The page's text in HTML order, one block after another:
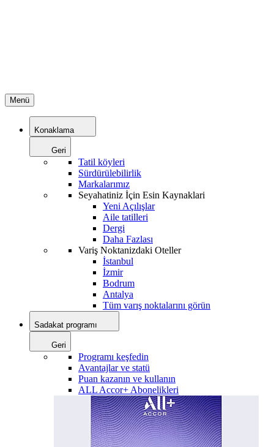
Menü
Konaklama
Geri
Tatil köyleri
Sürdürülebilirlik
Markalarımız
Seyahatiniz İçin Esin Kaynaklari
Yeni Açılışlar
Aile tatilleri
Dergi
Daha Fazlası
Variş Noktanizdaki Oteller
İstanbul
İzmir
Bodrum
Antalya
Tüm varış noktalarını görün
Sadakat programı
Geri
Programı keşfedin
Avantajlar ve statü
Puan kazanın ve kullanın
ALL Accor+ Abonelikleri